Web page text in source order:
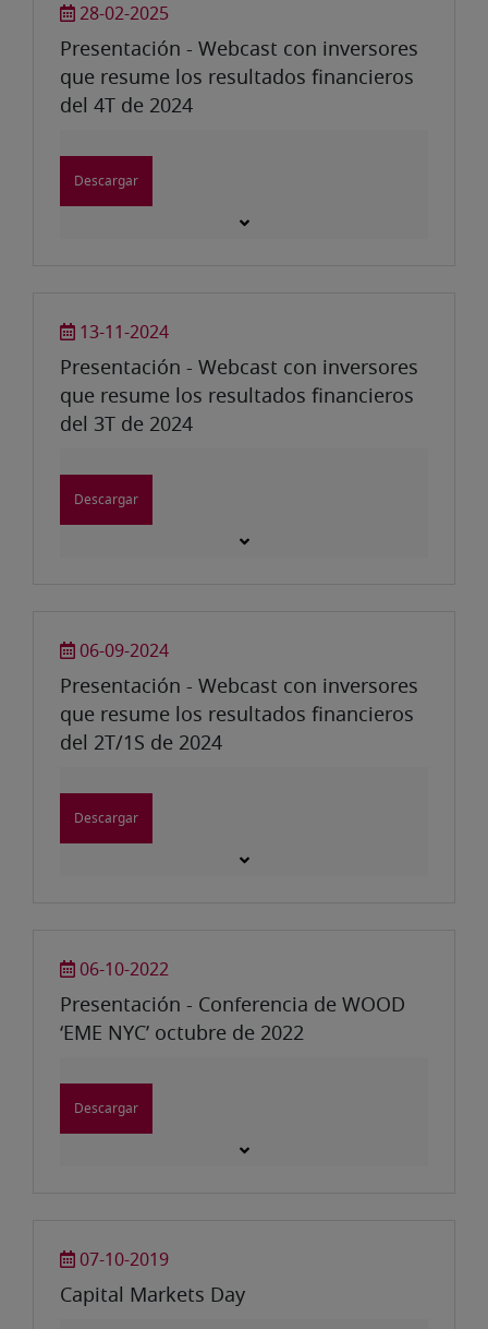
28-02-2025
Presentación - Webcast con inversores
que resume los resultados financieros
del 4T de 2024
Descargar
13-11-2024
Presentación - Webcast con inversores
que resume los resultados financieros
del 3T de 2024
Descargar
06-09-2024
Presentación - Webcast con inversores
que resume los resultados financieros
del 2T/1S de 2024
Descargar
06-10-2022
Presentación - Conferencia de WOOD
‘EME NYC’ octubre de 2022
Descargar
07-10-2019
Capital Markets Day